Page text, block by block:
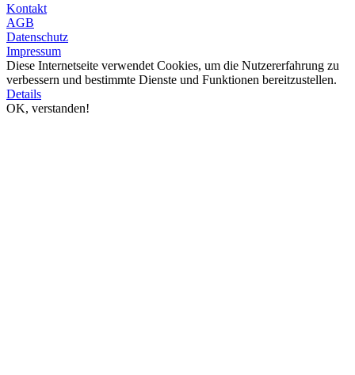
Kontakt
AGB
Datenschutz
Impressum
Diese Internetseite verwendet Cookies, um die Nutzererfahrung zu
verbessern und bestimmte Dienste und Funktionen bereitzustellen.
Details
OK, verstanden!